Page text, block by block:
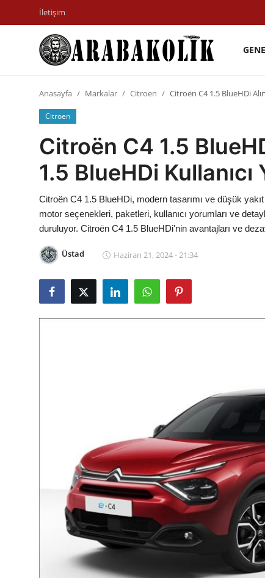
İletişim
Öneriler
Paketler
Oto Bilgi
Anasayfa Markalar Citroen Citroën C4 1.5 BlueHDi
Citroen
Citroën C4 1.5
1.5 BlueHDi Kullanıcı
Citroën C4 1.5 BlueHDi, modern tasarımı ve düşük
motor seçenekleri, paketleri, kullanıcı yorumları ve
duruluyor. Citroën C4 1.5 BlueHDi'nin avantajları ve
Üstad Haziran 21, 2024 - 21:34